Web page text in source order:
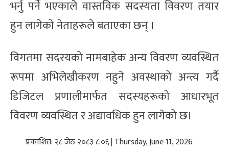
भर्नु पर्ने भएकाले वास्तविक सदस्यता विवरण तयार
हुन लागेको नेताहरूले बताएका छन् ।
विगतमा सदस्यको नामबाहेक अन्य विवरण व्यवस्थित
रूपमा अभिलेखीकरण नहुने अवस्थाको अन्त्य गर्दै
डिजिटल प्रणालीमार्फत सदस्यहरूको आधारभूत
विवरण व्यवस्थित र अद्यावधिक हुन लागेको छ।
प्रकाशित: २८ जेठ २०८३ ८:०६ | Thursday, June 11, 2026